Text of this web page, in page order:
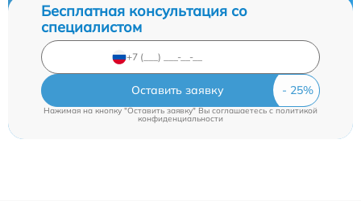
Бесплатная консультация со
специалистом
Оставить заявку
Нажимая на кнопку "Оставить заявку" Вы соглашаетесь cполитикой
конфиденциальности